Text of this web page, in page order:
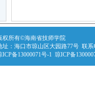
权所有©海南省技师学院
址：海口市琼山区大园路77号 联系
ICP备13000071号-1 琼ICP备